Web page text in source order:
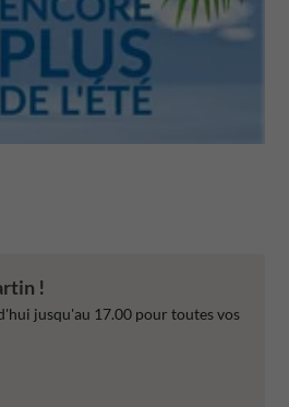
!
jusqu'au 17.00 pour toutes vos